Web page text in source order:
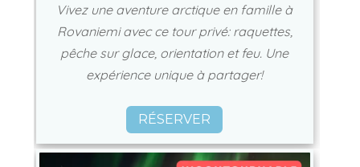
Vivez une aventure arctique en famille à
Rovaniemi avec ce tour privé: raquettes,
pêche sur glace, orientation et feu. Une
expérience unique à partager!
RÉSERVER